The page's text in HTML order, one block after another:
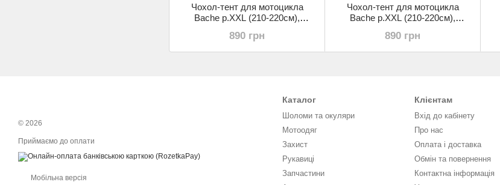
Чохол-тент для мотоцикла
Bache р.XXL (210-220см),
890 грн
Чохол-тент для мотоцикла
Bache р.XXL (210-220см),
890 грн
© 2026
Приймаємо до оплати
Мобільна версія
Каталог
Шоломи та окуляри
Мотоодяг
Захист
Рукавиці
Запчастини
Клієнтам
Вхід до кабінету
Про нас
Оплата і доставка
Обмін та повернення
Контактна інформація